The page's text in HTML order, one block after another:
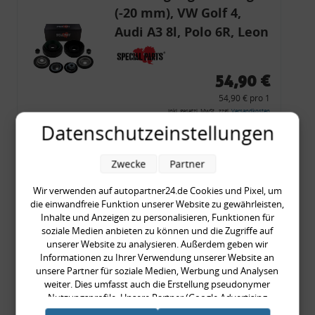
(-20 mm), VW Golf 4,
Audi A3 8l, Polo 6R, Leon
54,90 €
54,90 € pro 1
inkl. gesetzl. MwSt., zzgl.Versandkosten
Merkzettel
Zum Artikel
Rückleuchtenband mit
Blinker, rot, US-Ecken,
Audi 80 Cabrio, Typ 89,
OE-Nr.: 8G0945225 +
8G0945225C
999,99 €
Datenschutzeinstellungen
Wir verwenden auf autopartner24.de Cookies und Pixel, um
die einwandfreie Funktion unserer Website zu gewährleisten,
Inhalte und Anzeigen zu personalisieren, Funktionen für
soziale Medien anbieten zu können und die Zugriffe auf
unserer Website zu analysieren. Außerdem geben wir
Informationen zu Ihrer Verwendung unserer Website an
unsere Partner für soziale Medien, Werbung und Analysen
weiter. Dies umfasst auch die Erstellung pseudonymer
Nutzungsprofile. Unsere Partner (Google Advertising
Products) führen diese Informationen möglicherweise mit
Zwecke Partner